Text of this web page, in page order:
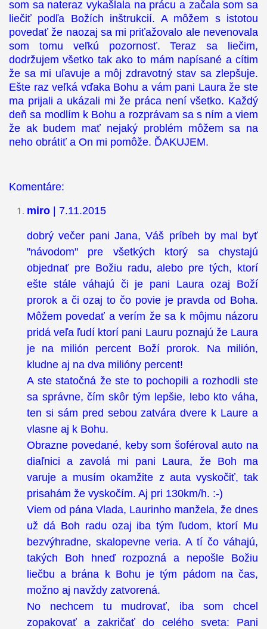
som sa nateraz vykašlala na prácu a začala som sa
liečiť podľa Božích inštrukcií. A môžem s istotou
povedať že naozaj sa mi priťažovalo ale nevenovala
som tomu veľkú pozornosť. Teraz sa liečim,
dodržujem všetko tak ako to mám napísané a cítim
že sa mi uľavuje a môj zdravotný stav sa zlepšuje.
Ešte raz veľká vďaka Bohu a vám pani Laura že ste
ma prijali a ukázali mi že práca není všetko. Každý
deň sa modlím k Bohu a rozprávam sa s ním a viem
že ak budem mať nejaký problém môžem sa na
neho obrátiť a On mi pomôže. ĎAKUJEM.
Komentáre:
miro| 7.11.2015
dobrý večer pani Jana, Váš príbeh by mal byť
"návodom" pre všetkých ktorý sa chystajú
objednať pre Božiu radu, alebo pre tých, ktorí
ešte stále váhajú či je pani Laura ozaj Boží
prorok a či ozaj to čo povie je pravda od Boha.
Môžem povedať a verím že sa k môjmu názoru
pridá veľa ľudí ktorí pani Lauru poznajú že Laura
je na milión percent Boží prorok. Na milión,
kludne aj na dva milióny percent!
A ste statočná že ste to pochopili a rozhodli ste
sa správne, čím skôr tým lepšie, lebo kto váha,
ten si sám pred sebou zatvára dvere k Laure a
vlasne aj k Bohu.
Obrazne povedané, keby som šoféroval auto na
diaľnici a zavolá mi pani Laura, že Boh ma
varuje a musím okamžite z auta vyskočiť, tak
prisahám že vyskočím. Aj pri 130km/h. :-)
Viem od pána Vlada, Laurinho manžela, že dnes
už dá Boh radu ozaj iba tým ľudom, ktorí Mu
bezvýhradne, skalopevne veria. A tí čo váhajú,
takých Boh hneď rozpozná a nepošle Božiu
liečbu a brána k Bohu je tým pádom na čas,
možno aj navždy zatvorená.
No nechcem tu mudrovať, iba som chcel
zopakovať a zakričať do celého sveta: Pani